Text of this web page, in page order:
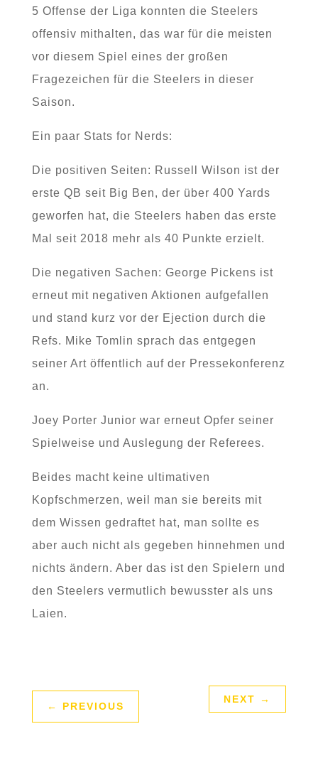
5 Offense der Liga konnten die Steelers
offensiv mithalten, das war für die meisten
vor diesem Spiel eines der großen
Fragezeichen für die Steelers in dieser
Saison.
Ein paar Stats for Nerds:
Die positiven Seiten: Russell Wilson ist der
erste QB seit Big Ben, der über 400 Yards
geworfen hat, die Steelers haben das erste
Mal seit 2018 mehr als 40 Punkte erzielt.
Die negativen Sachen: George Pickens ist
erneut mit negativen Aktionen aufgefallen
und stand kurz vor der Ejection durch die
Refs. Mike Tomlin sprach das entgegen
seiner Art öffentlich auf der Pressekonferenz
an.
Joey Porter Junior war erneut Opfer seiner
Spielweise und Auslegung der Referees.
Beides macht keine ultimativen
Kopfschmerzen, weil man sie bereits mit
dem Wissen gedraftet hat, man sollte es
aber auch nicht als gegeben hinnehmen und
nichts ändern. Aber das ist den Spielern und
den Steelers vermutlich bewusster als uns
Laien.
← PREVIOUS
NEXT →